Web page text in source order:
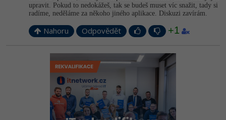
upravit. Pokud to nedokážeš, tak se budeš muset víc snažit, tady si
radíme, neděláme za někoho jiného aplikace. Diskuzi zavírám.
Nahoru Odpovědět +1